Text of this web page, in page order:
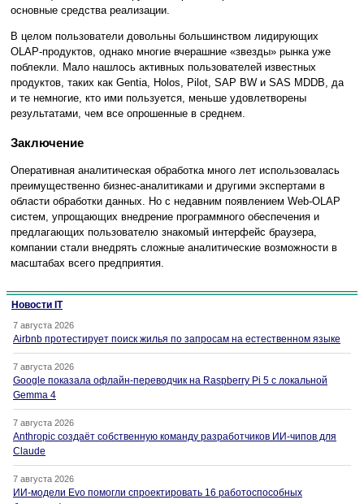
основные средства реализации.
В целом пользователи довольны большинством лидирующих
OLAP-продуктов, однако многие вчерашние «звезды» рынка уже
поблекли. Мало нашлось активных пользователей известных
продуктов, таких как Gentia, Holos, Pilot, SAP BW и SAS MDDB, да
и те немногие, кто ими пользуется, меньше удовлетворены
результатами, чем все опрошенные в среднем.
Заключение
Оперативная аналитическая обработка много лет использовалась
преимущественно бизнес-аналитиками и другими экспертами в
области обработки данных. Но с недавним появлением Web-OLAP
систем, упрощающих внедрение программного обеспечения и
предлагающих пользователю знакомый интерфейс браузера,
компании стали внедрять сложные аналитические возможности в
масштабах всего предприятия.
Новости IT
7 августа 2026
Airbnb протестирует поиск жилья по запросам на естественном языке
7 августа 2026
Google показала офлайн-переводчик на Raspberry Pi 5 с локальной
Gemma 4
7 августа 2026
Anthropic создаёт собственную команду разработчиков ИИ-чипов для
Claude
7 августа 2026
ИИ-модели Evo помогли спроектировать 16 работоспособных